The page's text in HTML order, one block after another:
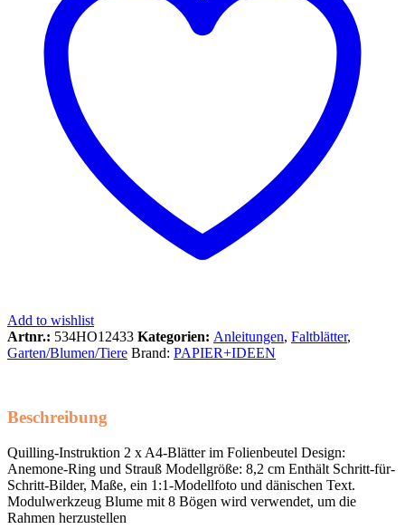
Add to wishlist
Artnr.: 534HO12433 Kategorien: Anleitungen, Faltblätter,
Garten/Blumen/Tiere Brand: PAPIER+IDEEN
Beschreibung
Quilling-Instruktion 2 x A4-Blätter im Folienbeutel Design:
Anemone-Ring und Strauß Modellgröße: 8,2 cm Enthält Schritt-für-
Schritt-Bilder, Maße, ein 1:1-Modellfoto und dänischen Text.
Modulwerkzeug Blume mit 8 Bögen wird verwendet, um die
Rahmen herzustellen